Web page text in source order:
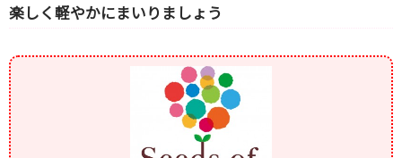
楽しく軽やかにまいりましょう